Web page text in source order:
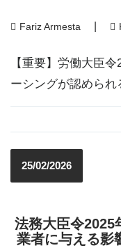
Fariz Armesta
【重要】労働大臣
ーシングが認めら
25/02/2026
法務大臣令2025
業者に与える影